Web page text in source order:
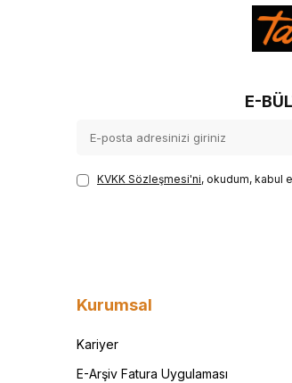
E-
KVKK Sözleşmesi'ni, okudum, kabul
Kurumsal
Kariyer
E-Arşiv Fatura Uygulaması